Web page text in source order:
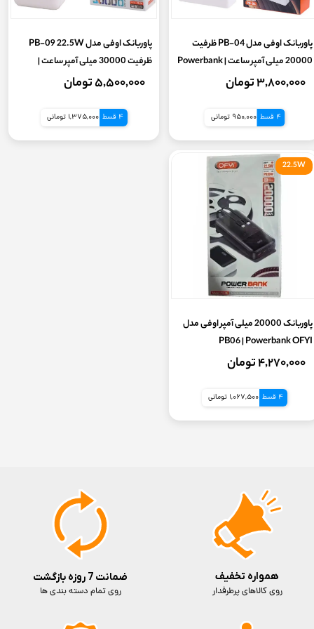
پاوربانک اوفی مدل PB-04 ظرفیت
20000 میلی آمپر ساعت | Powerbank
OFYI
۳,۸۰۰,۰۰۰ تومان
4 قسط 950,000 تومانی
پاوربانک اوفی مدل PB-09 22.5W
ظرفیت 30000 میلی آمپر ساعت |
Powerbank OFYI - چراغ قوه دار
۵,۵۰۰,۰۰۰ تومان
4 قسط 1,375,000 تومانی
پاوربانک 20000 میلی آمپر اوفی مدل
PB06 | Powerbank OFYI
۴,۲۷۰,۰۰۰ تومان
4 قسط 1,067,500 تومانی
22.5W
ضمانت 7 روزه بازگشت
روی تمام دسته بندی ها
همواره تخفیف
روی کالاهای پرطرفدار